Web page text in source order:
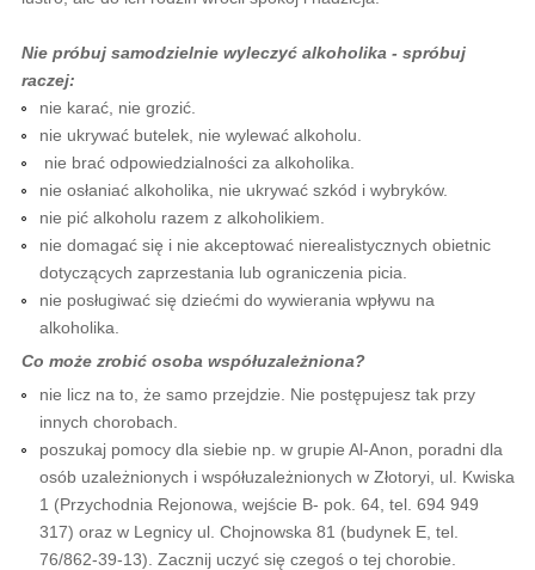
Nie próbuj samodzielnie wyleczyć alkoholika - spróbuj
raczej:
nie karać, nie grozić.
nie ukrywać butelek, nie wylewać alkoholu.
nie brać odpowiedzialności za alkoholika.
nie osłaniać alkoholika, nie ukrywać szkód i wybryków.
nie pić alkoholu razem z alkoholikiem.
nie domagać się i nie akceptować nierealistycznych obietnic
dotyczących zaprzestania lub ograniczenia picia.
nie posługiwać się dziećmi do wywierania wpływu na
alkoholika.
Co może zrobić osoba współuzależniona?
nie licz na to, że samo przejdzie. Nie postępujesz tak przy
innych chorobach.
poszukaj pomocy dla siebie np. w grupie Al-Anon, poradni dla
osób uzależnionych i współuzależnionych w Złotoryi, ul. Kwiska
1 (Przychodnia Rejonowa, wejście B- pok. 64, tel. 694 949
317) oraz w Legnicy ul. Chojnowska 81 (budynek E, tel.
76/862-39-13). Zacznij uczyć się czegoś o tej chorobie.